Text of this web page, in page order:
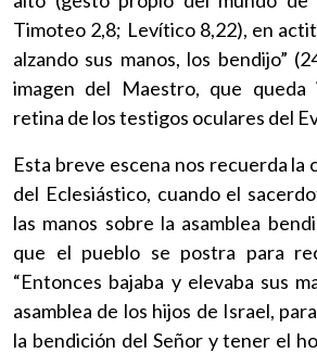
Timoteo 2,8; Levítico 8,22), en
alzando sus manos, los bendijo”
imagen del Maestro, que queda
retina de los testigos oculares del
Esta breve escena nos recuerda la
del Eclesiástico, cuando el
las manos sobre la asamblea
que el pueblo se postra para
“Entonces bajaba y elevaba sus
asamblea de los hijos de Israel,
la bendición del Señor y tener el